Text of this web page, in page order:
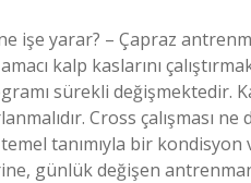
işe yarar? – Çapraz
kalp kaslarını
sürekli değişmektedir.
Cross çalışması
tanımıyla bir
günlük değişen